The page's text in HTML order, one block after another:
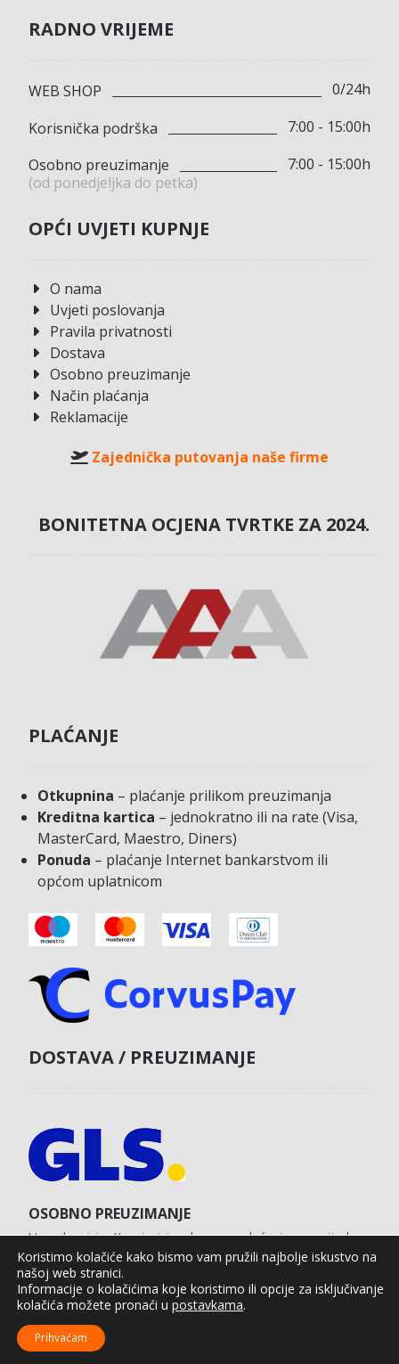
RADNO VRIJEME
WEB SHOP
0/24h
Korisnička podrška
7:00 - 15:00h
Osobno preuzimanje
(od ponedjeljka do petka)
7:00 - 15:00h
OPĆI UVJETI KUPNJE
O nama
Uvjeti poslovanja
Pravila privatnosti
Dostava
Osobno preuzimanje
Način plaćanja
Reklamacije
Zajednička putovanja naše firme
BONITETNA OCJENA TVRTKE ZA 2024.
PLAĆANJE
Otkupnina – plaćanje prilikom preuzimanja
Kreditna kartica – jednokratno ili na rate (Visa,
MasterCard, Maestro, Diners)
Ponuda – plaćanje Internet bankarstvom ili
općom uplatnicom
DOSTAVA / PREUZIMANJE
OSOBNO PREUZIMANJE
U poslovnici u Koprivnici s obvezom plaćanja unaprijed
karticom na web shopu.
Agro Moto Shop © 2025. Izrada web shopa:
Koristimo kolačiće kako bismo vam pružili najbolje iskustvo na
našoj web stranici.
Informacije o kolačićima koje koristimo ili opcije za isključivanje
kolačića možete pronaći u postavkama.
Prihvaćam